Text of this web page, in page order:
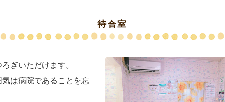
待合室
ぎいただけます。
は病院であることを忘